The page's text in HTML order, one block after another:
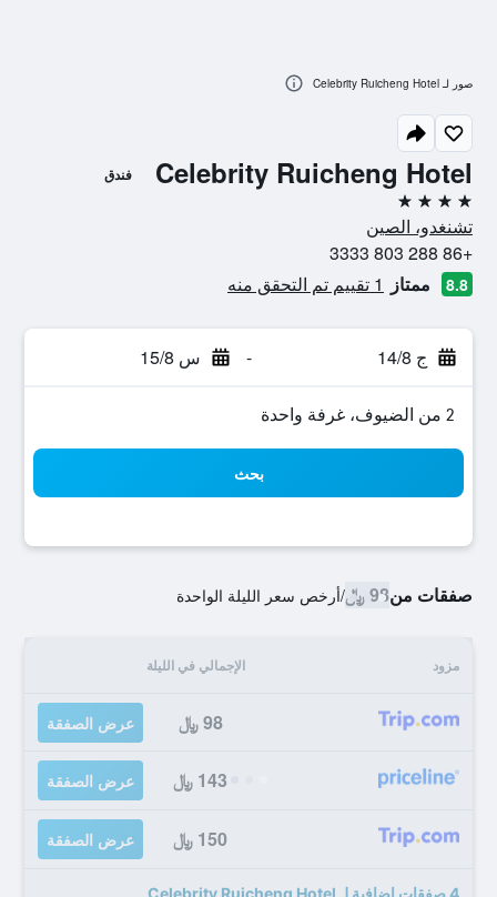
Celebrity Ruicheng Hotel فندق
4 نجوم
تشنغدو، الصين
+86 288 803 3333
8.8 ممتاز 1 تقييم تم التحقق منه
ج 14/8 - س 15/8
2 من الضيوف، غرفة واحدة
بحث
صفقات من98 ﷼ /أرخص سعر الليلة الواحدة
مزود الإجمالي في الليلة
98 ﷼ عرض الصفقة
143 ﷼ عرض الصفقة
150 ﷼ عرض الصفقة
4 صفقات إضافية لـ Celebrity Ruicheng Hotel
صور لـ Celebrity Ruicheng Hotel